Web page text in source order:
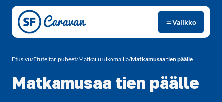
Siirry sivun sisältöön
Valikko
Etusivu/Etuteltan puheet/Matkailu ulkomailla/Matkamusaa tien päälle
Matkamusaa tien päälle